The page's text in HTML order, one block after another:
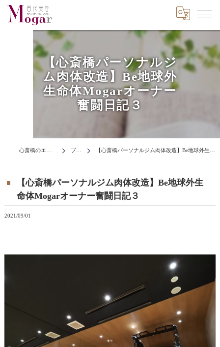
【心斎橋パーソナルジ
ム肉体改造】Be地球外
生命体Mogarオーナー
奮闘日記３
ブログ 【心斎橋パーソナルジム肉体改造】Be地球外生命体Mogarオーナー奮闘日記３
【心斎橋パーソナルジム肉体改造】Be地球外生
命体Mogarオーナー奮闘日記３
2021/09/01